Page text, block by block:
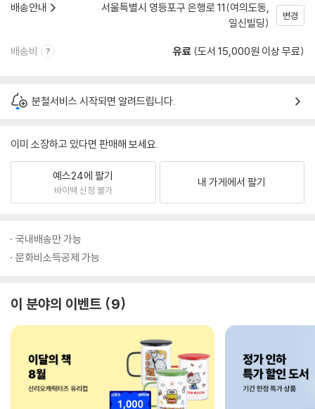
배송안내
서울특별시 영등포구 은행로 11(여의도동,
일신빌딩)
변경
배송비 유료 (도서 15,000원 이상 무료)
분철서비스 시작되면 알려드립니다.
이미 소장하고 있다면 판매해 보세요.
예스24에 팔기
바이백 신청 불가
내 가게에서 팔기
국내배송만 가능
문화비소득공제 가능
이 분야의 이벤트 9